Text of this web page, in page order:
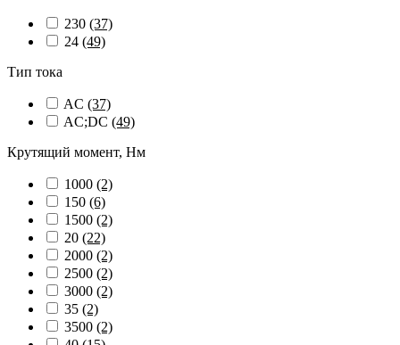
230 (37)
24 (49)
Тип тока
AC (37)
AC;DC (49)
Крутящий момент, Нм
1000 (2)
150 (6)
1500 (2)
20 (22)
2000 (2)
2500 (2)
3000 (2)
35 (2)
3500 (2)